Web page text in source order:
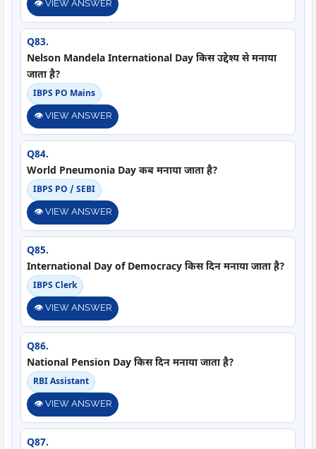
👁️ VIEW ANSWER
Q83.
Nelson Mandela International Day किस उद्देश्य से मनाया
जाता है?
IBPS PO Mains
👁️ VIEW ANSWER
Q84.
World Pneumonia Day कब मनाया जाता है?
IBPS PO / SEBI
👁️ VIEW ANSWER
Q85.
International Day of Democracy किस दिन मनाया जाता है?
IBPS Clerk
👁️ VIEW ANSWER
Q86.
National Pension Day किस दिन मनाया जाता है?
RBI Assistant
👁️ VIEW ANSWER
Q87.